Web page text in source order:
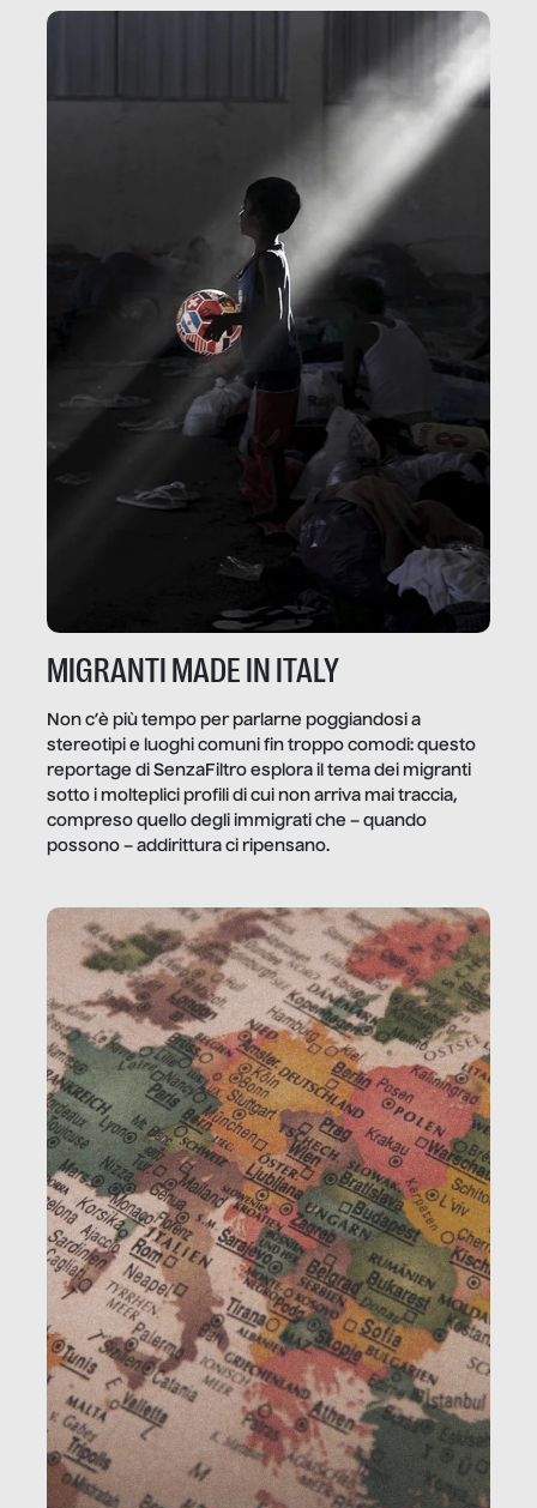
MIGRANTI MADE IN ITALY
Non c’è più tempo per parlarne poggiandosi a
stereotipi e luoghi comuni fin troppo comodi: questo
reportage di SenzaFiltro esplora il tema dei migranti
sotto i molteplici profili di cui non arriva mai traccia,
compreso quello degli immigrati che – quando
possono – addirittura ci ripensano.